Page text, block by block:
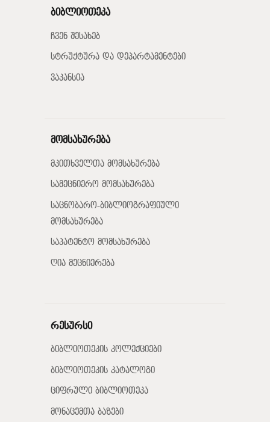
ბიბლიოთეკა
ჩვენ შესახებ
სტრუქტურა და დეპარტამენტები
ვაკანსია
მომსახურება
მკითხველთა მომსახურება
სამეცნიერო მომსახურება
საცნობარო-ბიბლიოგრაფიული
მომსახურება
საპატენტო მომსახურება
ღია მეცნიერება
რესურსი
ბიბლიოთეკის კოლექციები
ბიბლიოთეკის კატალოგი
ციფრული ბიბლიოთეკა
მონაცემთა ბაზები